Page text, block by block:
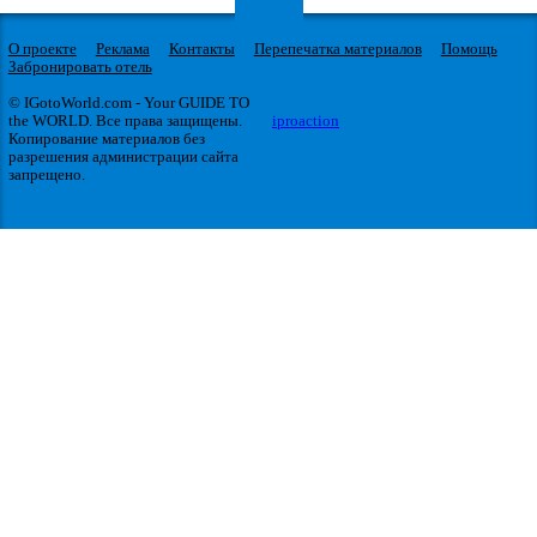
О проекте Реклама Контакты Перепечатка материалов
Помощь
Забронировать отель
© IGotoWorld.com - Your GUIDE TO
the WORLD. Все права защищены.
Копирование материалов без
разрешения администрации сайта
запрещено.
iproaction